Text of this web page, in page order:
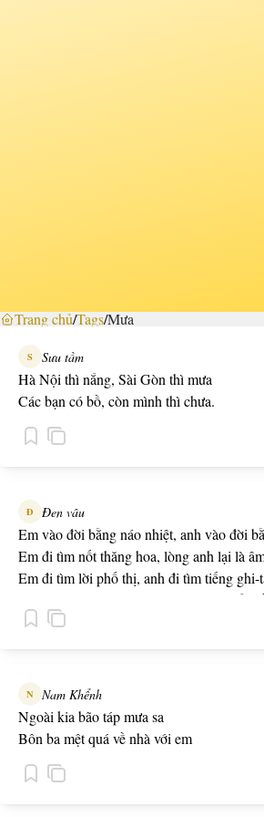
Trang chủ/Tags/Mưa
S Sưu tầm
Hà Nội thì nắng, Sài Gòn thì mưa
Các bạn có bồ, còn mình thì chưa.
Đ Đen vâu
Em vào đời bằng náo nhiệt, anh vào đời
Em đi tìm nốt thăng hoa, lòng anh lại là
Em đi tìm lời phố thị, anh đi tìm tiếng ghi-
Em đưa anh vào trong náo nhiệt, anh lắc
Em vào đời bằng vang đỏ, anh vào đời
Lý trí em là công cụ còn trái tim anh là
-- Lối Nhỏ -- ft. Phương Anh Đào
N Nam Khểnh
Ngoài kia bão táp mưa sa
Bôn ba mệt quá về nhà với em